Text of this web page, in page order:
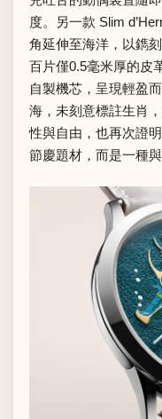
度。另一款 Slim
角延伸至海洋，以鐫
百片僅0.5毫米厚的皮
自製機芯，呈現輕盈
海，未刻意標註生肖
性與自由，也再次證
節慶題材，而是一種